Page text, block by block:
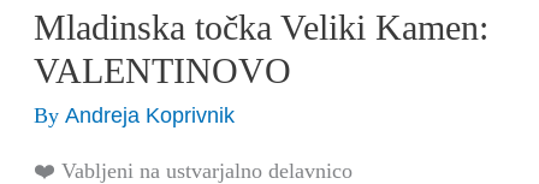
Mladinska točka Veliki Kamen:
VALENTINOVO
ByAndreja Koprivnik
❤️ Vabljeni na ustvarjalno delavnico
Mladinska
točka
Kamen:
VALENTINOVO